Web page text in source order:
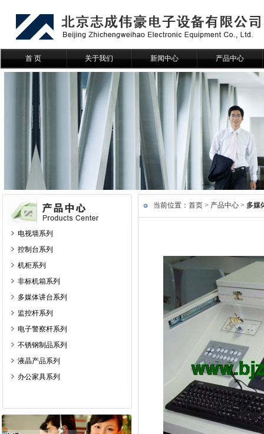
首 页 关于我们 新闻中心 产品中心
电视墙系列
控制台系列
机柜系列
非标机箱系列
多媒体讲台系列
监控杆系列
电子警察杆系列
不锈钢制品系列
液晶产品系列
办公家具系列
当前位置： 首页> 产品中心> 多媒